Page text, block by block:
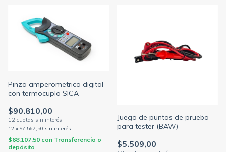
Pinza amperometrica digital
con termocupla SICA
$90.810,00
12 x $7.567,50 sin interés
$68.107,50 con Transferencia o
depósito
Juego de puntas de prueba
para tester (BAW)
$5.509,00